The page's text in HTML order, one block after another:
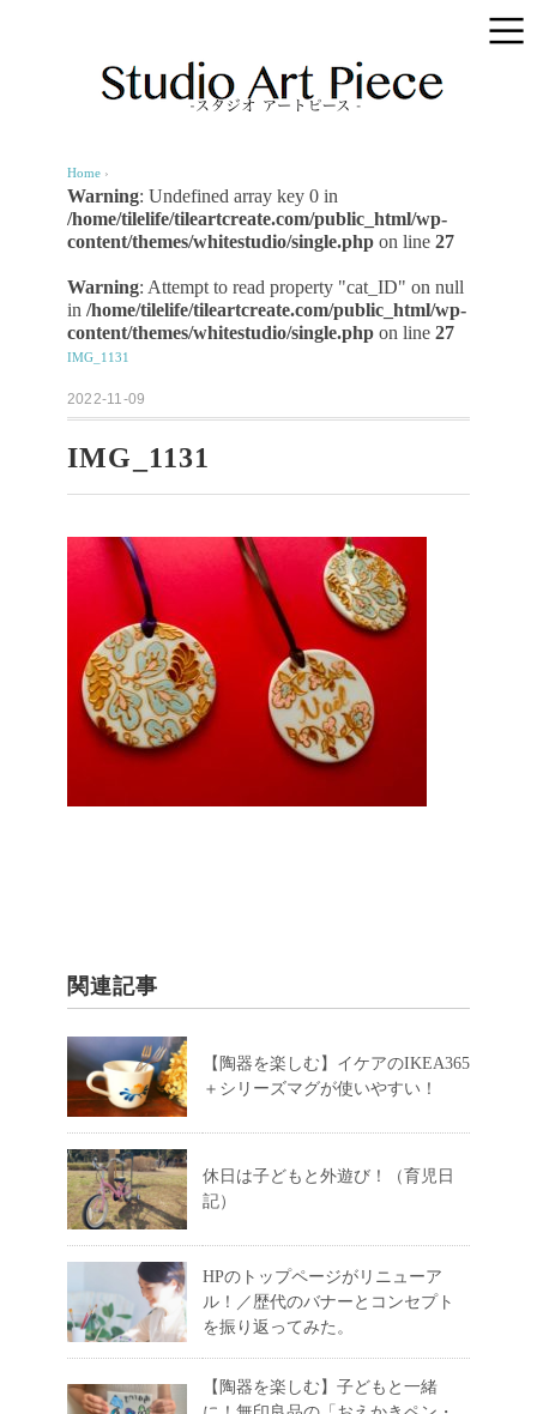
Home ›
Warning: Undefined array key 0 in
/home/tilelife/tileartcreate.com/public_html/wp-
content/themes/whitestudio/single.php on line 27
Warning: Attempt to read property "cat_ID" on null
in /home/tilelife/tileartcreate.com/public_html/wp-
content/themes/whitestudio/single.php on line 27
IMG_1131
2022-11-09
IMG_1131
関連記事
【陶器を楽しむ】イケアのIKEA365
＋シリーズマグが使いやすい！
休日は子どもと外遊び！（育児日
記）
HPのトップページがリニューア
ル！／歴代のバナーとコンセプト
を振り返ってみた。
【陶器を楽しむ】子どもと一緒